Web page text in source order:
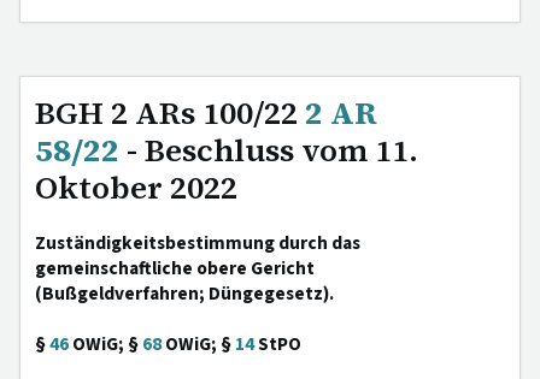
BGH 2 ARs 100/22 2 AR
58/22 - Beschluss vom 11.
Oktober 2022
Zuständigkeitsbestimmung durch das
gemeinschaftliche obere Gericht
(Bußgeldverfahren; Düngegesetz).
§46OWiG; §68OWiG; §14StPO